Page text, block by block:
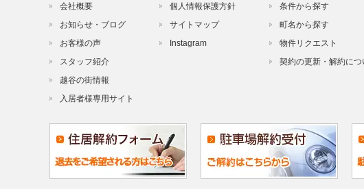
会社概要
お知らせ・ブログ
お客様の声
スタッフ紹介
越谷の街情報
入居者様専用サイト
個人情報保護方針
サイトマップ
Instagram
条件から探す
町名から探す
物件リクエスト
契約の更新・解約につ